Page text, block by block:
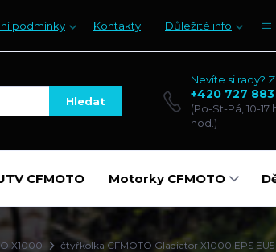
podmínky Kontakty Důležité info
Hledat
Nevíte si rady?
+420 727
(Po-St-Pá, 10-
hod.)
CFMOTO Motorky CFMOTO
X1000 čtyřkolka CFMOTO Gladiator X1000 EPS